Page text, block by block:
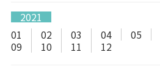
2021
01
02 03 04 05
09
10 11 12